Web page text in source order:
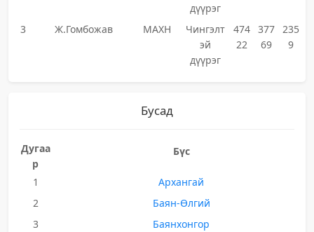
дүүрэг
3 Ж.Гомбожав МАХН
Чингэлт
эй
дүүрэг
474
22
377
69
235
9
Бусад
Дугаа
р
Бүс
1
Архангай
2
Баян-Өлгий
3
Баянхонгор